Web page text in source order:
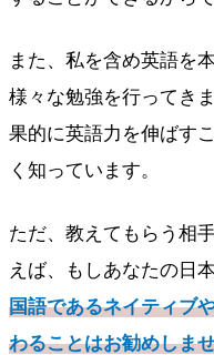
また、私を含め英語を
様々な勉強を行ってき
果的に英語力を伸ばす
く知っています。
ただ、教えてもらう相
えば、もしあなたの日
国語であるネイティブ
わることはお勧めしま